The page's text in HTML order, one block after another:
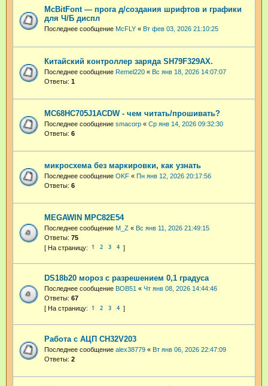
McBitFont — прога д/создания шрифтов и графики
для Ч/Б диспл
Последнее сообщение McFLY « Вт фев 03, 2026 21:10:25
Китайский контроллер заряда SH79F329АХ.
Последнее сообщение Remel220 « Вс янв 18, 2026 14:07:07
Ответы: 1
MC68HC705J1ACDW - чем читать/прошивать?
Последнее сообщение smacorp « Ср янв 14, 2026 09:32:30
Ответы: 6
микросхема без маркировки, как узнать
Последнее сообщение OKF « Пн янв 12, 2026 20:17:56
Ответы: 6
MEGAWIN MPC82E54
Последнее сообщение M_Z « Вс янв 11, 2026 21:49:15
Ответы: 75
1 2 3 4
DS18b20 мороз с разрешением 0,1 градуса
Последнее сообщение BOB51 « Чт янв 08, 2026 14:44:46
Ответы: 67
1 2 3 4
Работа с АЦП CH32V203
Последнее сообщение alex38779 « Вт янв 06, 2026 22:47:09
Ответы: 2